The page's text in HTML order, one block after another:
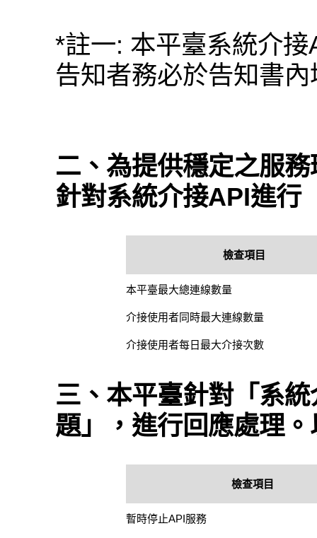
*註一: 本平臺系統介
告知者務必於告知書
二、為提供穩定之服
針對系統介接API進行
檢查項目
本平臺最大總連線數量
介接使用者同時最大連線數量
介接使用者每日最大介接次數
三、本平臺針對「系
題」，進行回應處理
檢查項目
暫時停止API服務